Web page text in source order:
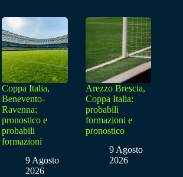
Coppa Italia,
Benevento-
Ravenna:
pronostico e
probabili
formazioni
9 Agosto
2026
Arezzo Brescia,
Coppa Italia:
probabili
formazioni e
pronostico
9 Agosto
2026